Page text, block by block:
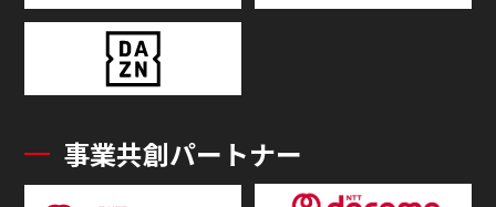
事業共創パートナー